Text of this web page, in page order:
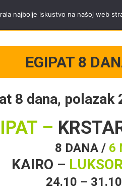
radnim
EGIPAT 8
8 dana, polazak
–
8 DANA /6
KAIRO –
24.10 –
najbolje iskustvo na našoj web